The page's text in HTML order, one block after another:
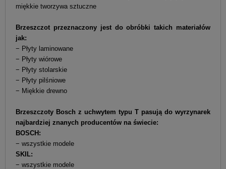
miękkie tworzywa sztuczne
Brzeszczot przeznaczony jest do obróbki takich materiałów
jak:
− Płyty laminowane
− Płyty wiórowe
− Płyty stolarskie
− Płyty pilśniowe
− Miękkie drewno
Brzeszczoty Bosch z uchwytem typu T pasują do wyrzynarek
najbardziej znanych producentów na świecie:
BOSCH:
− wszystkie modele
SKIL:
− wszystkie modele